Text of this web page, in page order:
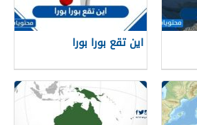
اين تقع بورا بورا